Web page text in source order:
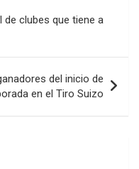
clubes que tiene a
del inicio de
en el Tiro Suizo